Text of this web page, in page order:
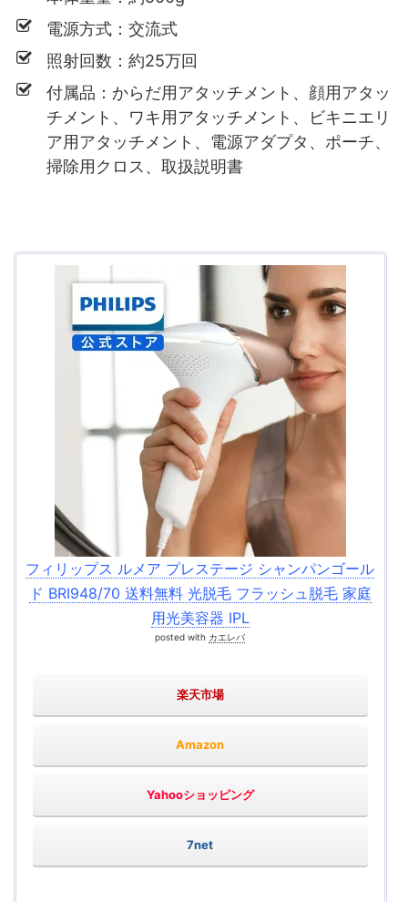
電源方式：交流式
照射回数：約25万回
付属品：からだ用アタッチメント、顔用アタッ
チメント、ワキ用アタッチメント、ビキニエリ
ア用アタッチメント、電源アダプタ、ポーチ、
掃除用クロス、取扱説明書
フィリップス ルメア プレステージ シャンパンゴール
ド BRI948/70 送料無料 光脱毛 フラッシュ脱毛 家庭
用光美容器 IPL
posted with カエレバ
楽天市場
Amazon
Yahooショッピング
7net